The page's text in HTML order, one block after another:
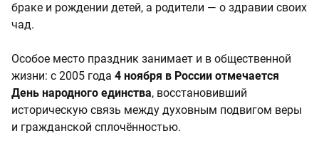
браке и рождении детей, а родители — о здравии своих
чад.
Особое место праздник занимает и в общественной
жизни: с 2005 года 4 ноября в России отмечается
День народного единства, восстановивший
историческую связь между духовным подвигом веры
и гражданской сплочённостью.